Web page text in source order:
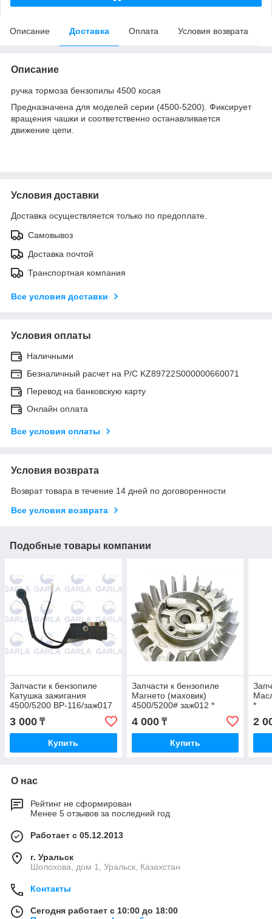
Описание Доставка Оплата Условия возврата
Описание
ручка тормоза бензопилы 4500 косая
Предназначена для моделей серии (4500-5200). Фиксирует
вращения чашки и соответственно останавливается
движение цепи.
Условия доставки
Доставка осуществляется только по предоплате.
Самовывоз
Доставка почтой
Транспортная компания
Все условия доставки
Условия оплаты
Наличными
Безналичный расчет на Р/С KZ89722S000000660071
Перевод на банковскую карту
Онлайн оплата
Все условия оплаты
Условия возврата
Возврат товара в течение 14 дней по договоренности
Все условия возврата
Подобные товары компании
Запчасти к бензопиле
Катушка зажигания
4500/5200 ВР-116/заж017
3 000 ₸
Купить
Запчасти к бензопиле
Магнето (маховик)
4500/5200# заж012 *
4 000₸
Купить
*
2
О нас
Рейтинг не сформирован
Менее 5 отзывов за последний год
Работает с 05.12.2013
г. Уральск
Шолохова, дом 1, Уральск, Казахстан
Контакты
Сегодня работает с 10:00 до 18:00